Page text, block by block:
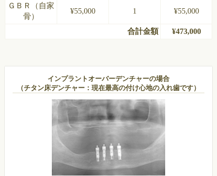
ＧＢＲ（自家
骨）
¥55,000 1 ¥55,000
合計金額 ¥473,000
インプラントオーバーデンチャーの場合
（チタン床デンチャー：現在最高の付け心地の入れ歯です）